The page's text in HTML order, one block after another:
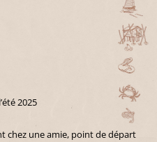
2025
chez une amie, point de départ